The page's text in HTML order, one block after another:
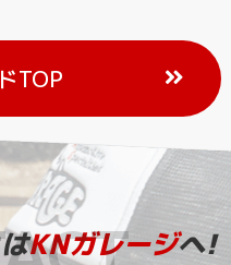
TOP
KNガレージへ!